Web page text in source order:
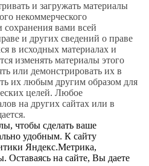
и загружать материалы
некоммерческого
сохранения вами всей
и других сведений о праве
в исходных материалах и
изменять материалы этого
или демонстрировать их в
их любым другим образом для
целей. Любое
на других сайтах или в
чтобы сделать ваше
удобным. К сайту
Яндекс.Метрика,
на сайте, Вы даете